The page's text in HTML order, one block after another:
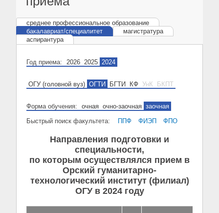
среднее профессиональное образование
бакалавриат/специалитет
магистратура
аспирантура
Год приема: 2026 2025 2024
ОГУ (головной вуз) ОГТИ БГТИ КФ УнК БКПТ
Форма обучения: очная очно-заочная заочная
Быстрый поиск факультета:
ППФ ФИЭП ФПО
Направления подготовки и
специальности,
по которым осуществлялся прием в
Орский гуманитарно-
технологический институт (филиал)
ОГУ в 2024 году